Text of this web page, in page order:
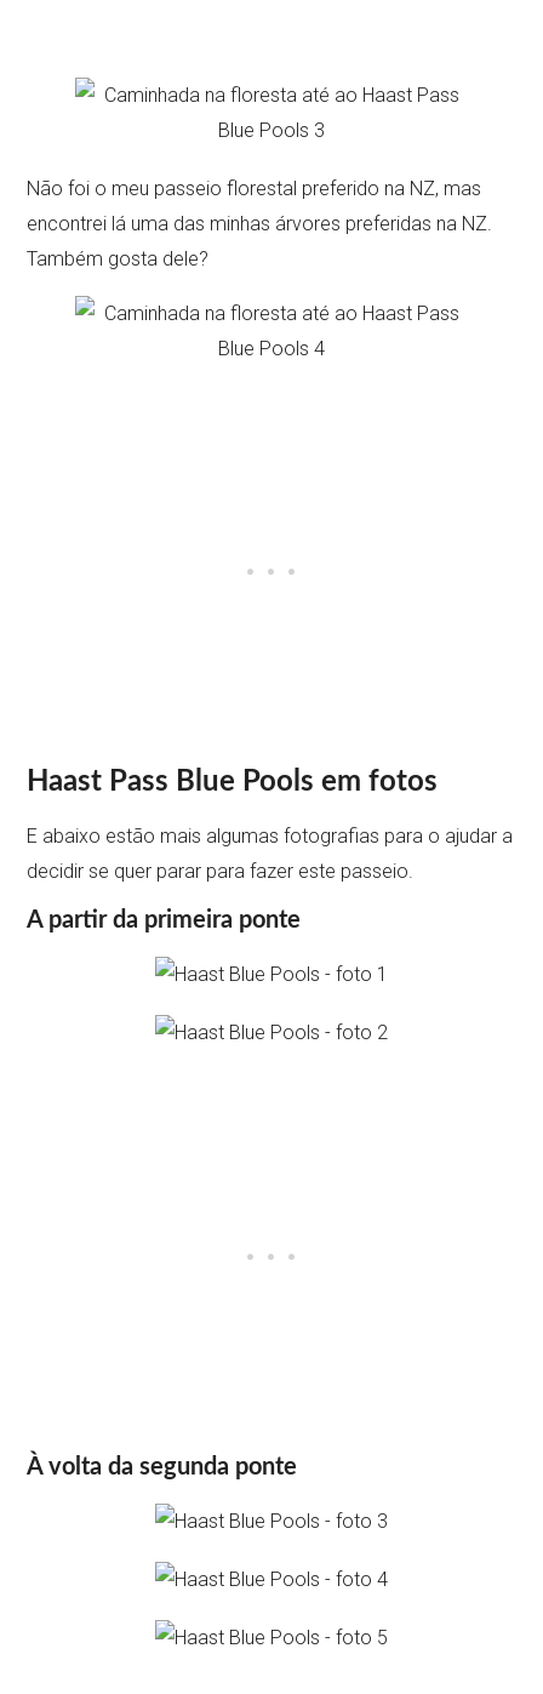
Não foi o meu passeio florestal preferido na NZ, mas
encontrei lá uma das minhas árvores preferidas na NZ.
Também gosta dele?
Haast Pass Blue Pools em fotos
E abaixo estão mais algumas fotografias para o ajudar a
decidir se quer parar para fazer este passeio.
A partir da primeira ponte
À volta da segunda ponte